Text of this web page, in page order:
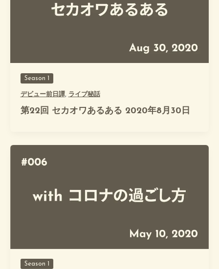
Season 1
デビュー前日譚, ライブ秘話
第22回 セカオワあるある 2020年8月30日
Season 1